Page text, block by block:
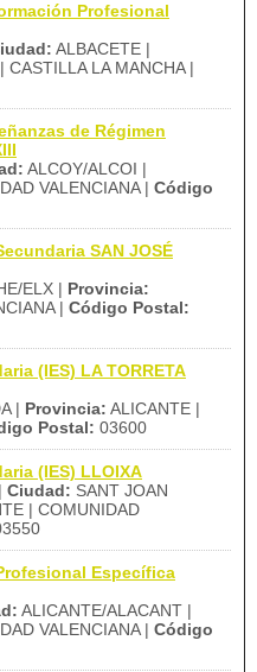
Profesional
ALBACETE |
LA MANCHA |
de Régimen
ALCOY/ALCOI |
VALENCIANA | Código
SAN JOSÉ
ELX | Provincia:
| Código Postal:
(IES) LA TORRETA
| Provincia: ALICANTE |
Postal: 03600
(IES) LLOIXA
Ciudad: SANT JOAN
| COMUNIDAD
Específica
ALICANTE/ALACANT |
VALENCIANA | Código